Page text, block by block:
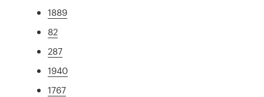
1889
82
287
1940
1767